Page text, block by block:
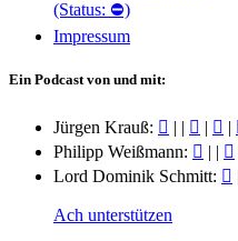
(Status: ⛔)
Impressum
Ein Podcast von und mit:
Jürgen Krauß: | | |
|
Philipp Weißmann:
| |
Lord Dominik Schmitt:
Ach unterstützen